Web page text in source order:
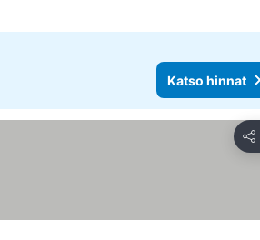
Katso hinnat
Jaa